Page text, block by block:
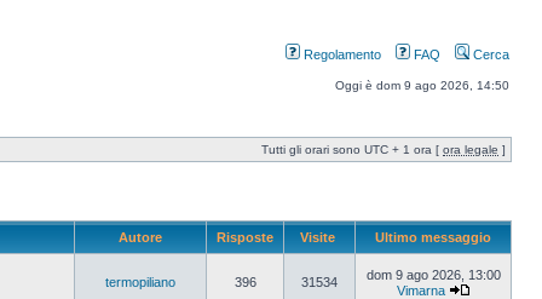
Regolamento FAQ Cerca
Oggi è dom 9 ago 2026, 14:50
Tutti gli orari sono UTC + 1 ora [ ora legale ]
Autore Risposte Visite Ultimo messaggio
termopiliano 396 31534
dom 9 ago 2026, 13:00
Vimarna